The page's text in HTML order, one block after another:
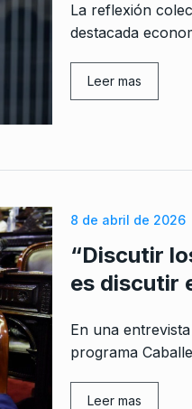
La reflexión
destacada
Leer mas
8 de abril de 2026
“Discutir
es discutir
En una
programa
Leer mas